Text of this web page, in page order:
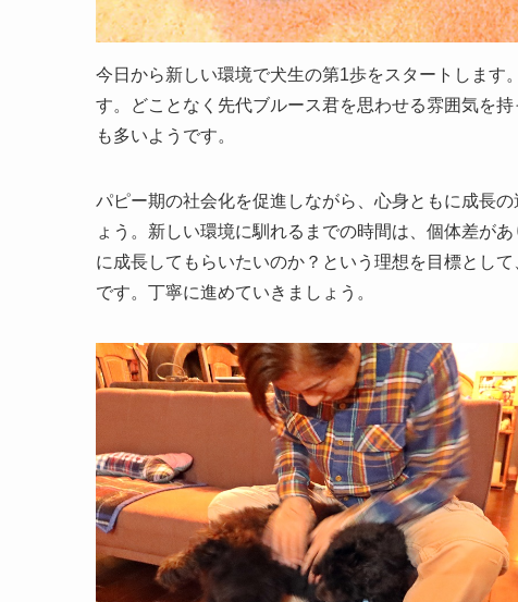
今日から新しい環境で犬生の第1歩をスタートしま
す。どことなく先代ブルース君を思わせる雰囲気を
も多いようです。
パピー期の社会化を促進しながら、心身ともに成長
ょう。新しい環境に馴れるまでの時間は、個体差が
に成長してもらいたいのか？という理想を目標とし
です。丁寧に進めていきましょう。